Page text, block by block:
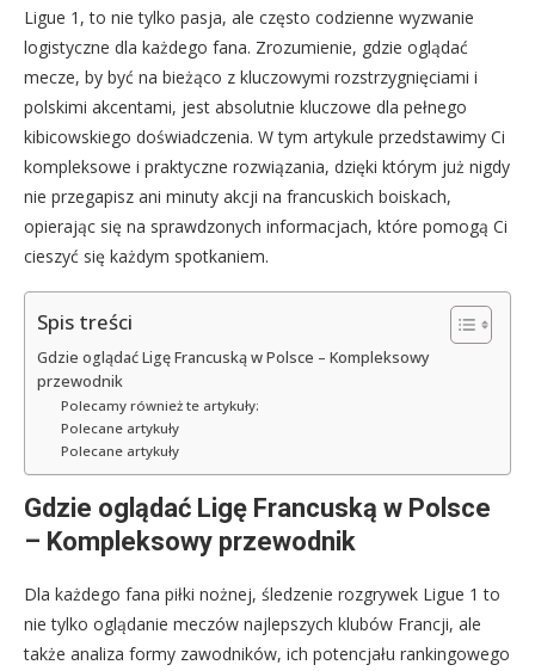
Ligue 1, to nie tylko pasja, ale często codzienne wyzwanie
logistyczne dla każdego fana. Zrozumienie, gdzie oglądać
mecze, by być na bieżąco z kluczowymi rozstrzygnięciami i
polskimi akcentami, jest absolutnie kluczowe dla pełnego
kibicowskiego doświadczenia. W tym artykule przedstawimy Ci
kompleksowe i praktyczne rozwiązania, dzięki którym już nigdy
nie przegapisz ani minuty akcji na francuskich boiskach,
opierając się na sprawdzonych informacjach, które pomogą Ci
cieszyć się każdym spotkaniem.
Spis treści
Gdzie oglądać Ligę Francuską w Polsce – Kompleksowy
przewodnik
Polecamy również te artykuły:
Polecane artykuły
Polecane artykuły
Gdzie oglądać Ligę Francuską w Polsce
– Kompleksowy przewodnik
Dla każdego fana piłki nożnej, śledzenie rozgrywek Ligue 1 to
nie tylko oglądanie meczów najlepszych klubów Francji, ale
także analiza formy zawodników, ich potencjału rankingowego